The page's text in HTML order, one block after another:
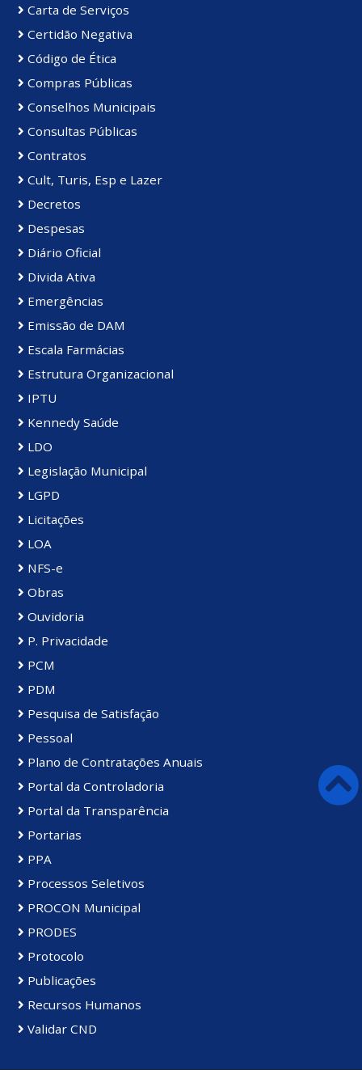
Carta de Serviços
Certidão Negativa
Código de Ética
Compras Públicas
Conselhos Municipais
Consultas Públicas
Contratos
Cult, Turis, Esp e Lazer
Decretos
Despesas
Diário Oficial
Divida Ativa
Emergências
Emissão de DAM
Escala Farmácias
Estrutura Organizacional
IPTU
Kennedy Saúde
LDO
Legislação Municipal
LGPD
Licitações
LOA
NFS-e
Obras
Ouvidoria
P. Privacidade
PCM
PDM
Pesquisa de Satisfação
Pessoal
Plano de Contratações Anuais
Portal da Controladoria
Portal da Transparência
Portarias
PPA
Processos Seletivos
PROCON Municipal
PRODES
Protocolo
Publicações
Recursos Humanos
Validar CND